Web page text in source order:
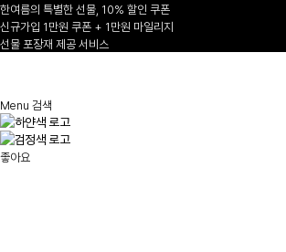
한여름의 특별한 선물, 10% 할인 쿠폰
신규가입 1만원 쿠폰 + 1만원 마일리지
선물 포장재 제공 서비스
Menu 검색
좋아요